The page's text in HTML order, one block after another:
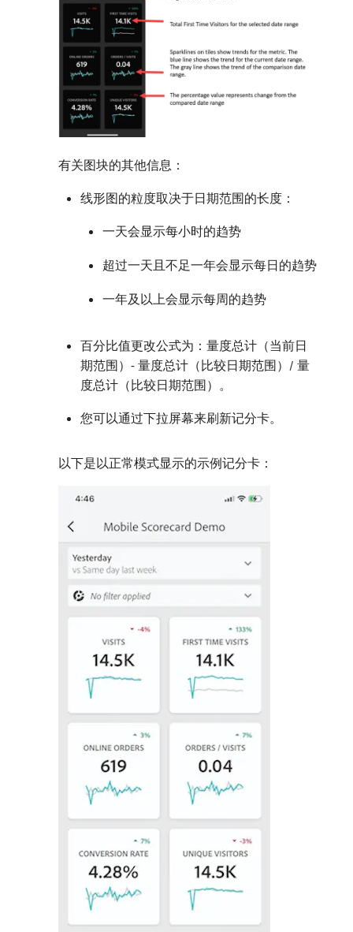
有关图块的其他信息：
线形图的粒度取决于日期范围的长度：
一天会显示每小时的趋势
超过一天且不足一年会显示每日的趋势
一年及以上会显示每周的趋势
百分比值更改公式为：量度总计（当前日
期范围）- 量度总计（比较日期范围）/ 量
度总计（比较日期范围）。
您可以通过下拉屏幕来刷新记分卡。
以下是以正常模式显示的示例记分卡：